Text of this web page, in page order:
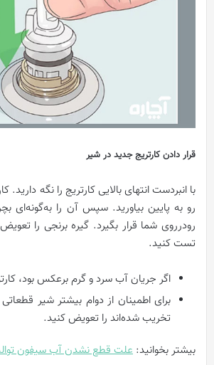
قرار دادن کارتریج جدید در شیر
با انبردست انتهای بالایی کارتریج را نگه
رو به پایین بیاورید. سپس آن را به‌گونه‌ای
رودرروی شما قرار بگیرد. گیره برنجی را
تست کنید.
اگر جریان آب سرد و گرم برعکس بود،
برای اطمینان از دوام بیشتر شیر
تخریب شده‌اند را تعویض کنید.
بیشتر بخوانید: علت قطع نشدن آب سیفون